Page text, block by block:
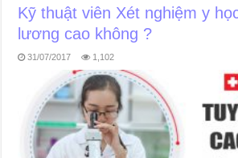
Kỹ thuật viên Xét nghiệm y
lương cao không ?
31/07/2017 1,102